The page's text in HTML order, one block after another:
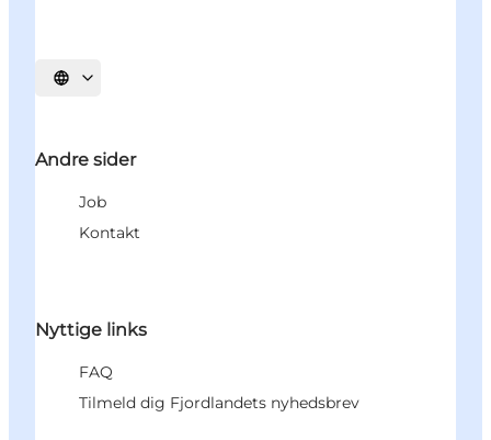
Vælg sprog
Andre sider
Job
Kontakt
Nyttige links
FAQ
Tilmeld dig Fjordlandets nyhedsbrev